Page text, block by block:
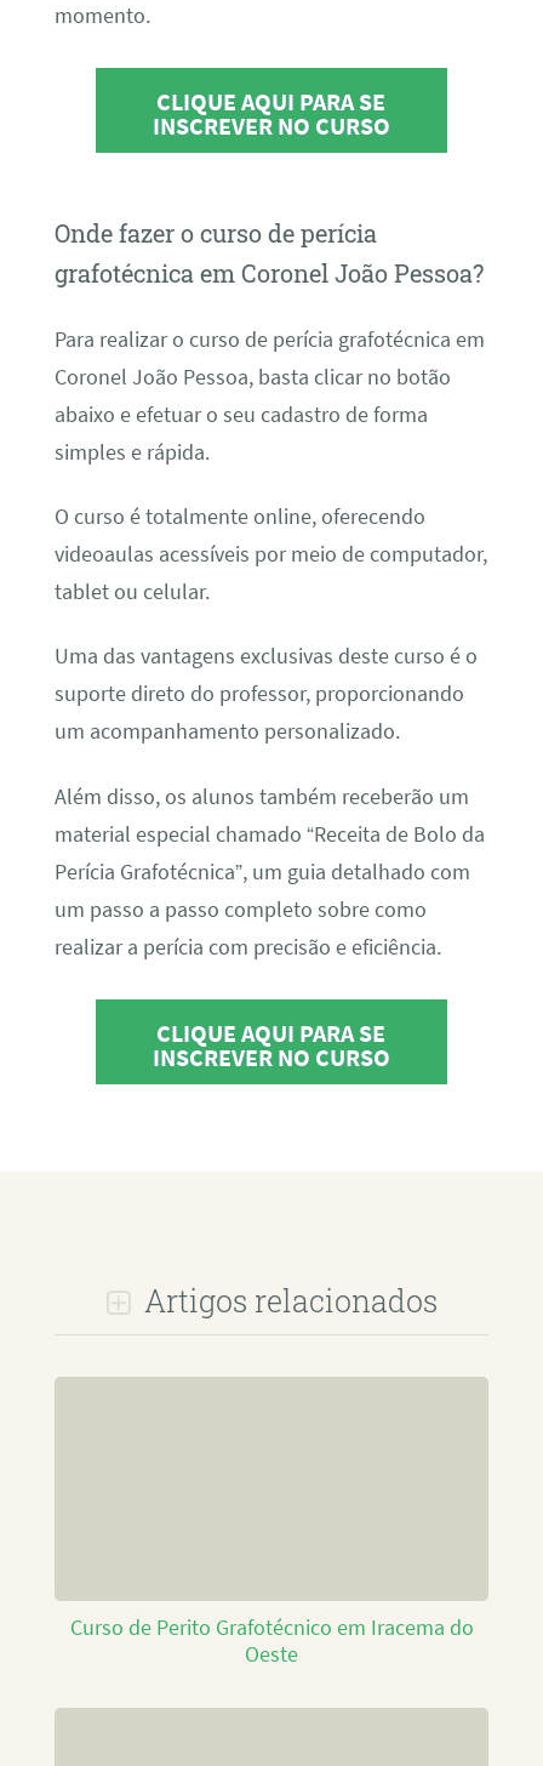
momento.
CLIQUE AQUI PARA SE
INSCREVER NO CURSO
Onde fazer o curso de perícia
grafotécnica em Coronel João Pessoa?
Para realizar o curso de perícia grafotécnica em
Coronel João Pessoa, basta clicar no botão
abaixo e efetuar o seu cadastro de forma
simples e rápida.
O curso é totalmente online, oferecendo
videoaulas acessíveis por meio de computador,
tablet ou celular.
Uma das vantagens exclusivas deste curso é o
suporte direto do professor, proporcionando
um acompanhamento personalizado.
Além disso, os alunos também receberão um
material especial chamado “Receita de Bolo da
Perícia Grafotécnica”, um guia detalhado com
um passo a passo completo sobre como
realizar a perícia com precisão e eficiência.
CLIQUE AQUI PARA SE
INSCREVER NO CURSO
Artigos relacionados
Curso de Perito Grafotécnico em Iracema do
Oeste